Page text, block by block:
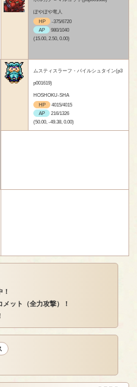
ぽやぽや竜人
HP
-375/6720
AP
980/1040
(15.00, 2.50, 0.00)
ムスティスラーフ・バイルシュタイン(p3
p001619)
HOSHOKU-SHA
HP
4015/4015
AP
216/1326
(50.00, -49.38, 0.00)
ット（全力攻撃）！